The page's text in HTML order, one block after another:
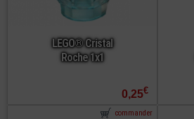
LEGO® Cristal
Roche 1x1
0,25€
commander